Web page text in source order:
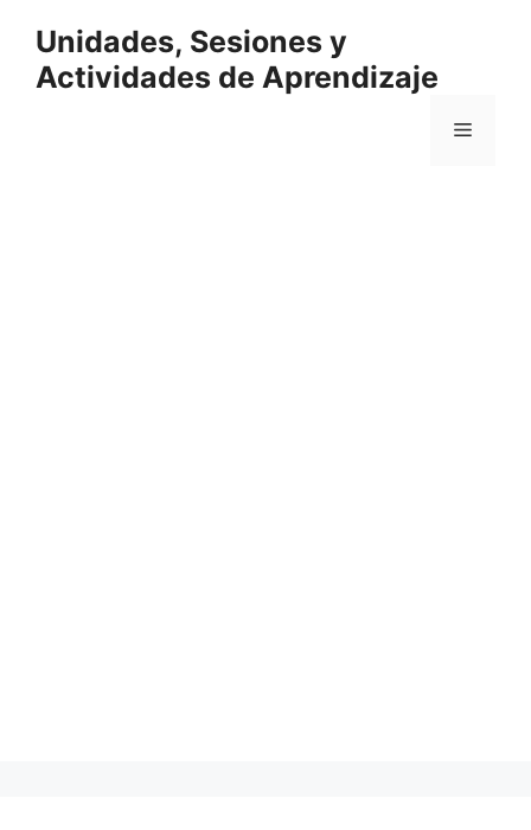
contenido
Unidades, Sesiones y
Actividades de Aprendizaje
Menú